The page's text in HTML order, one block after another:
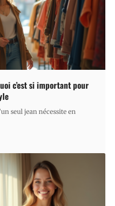
c’est si important pour
seul jean nécessite en